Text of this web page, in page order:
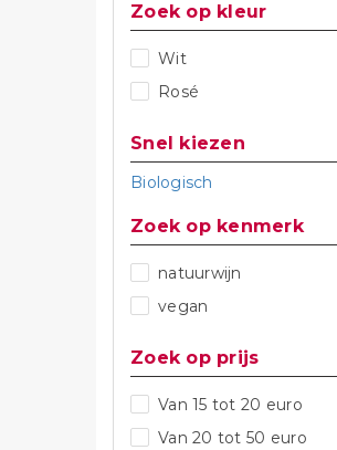
Zoek op kleur
Wit
Rosé
Snel kiezen
Biologisch
Zoek op kenmerk
natuurwijn
vegan
Zoek op prijs
Van 15 tot 20 euro
Van 20 tot 50 euro